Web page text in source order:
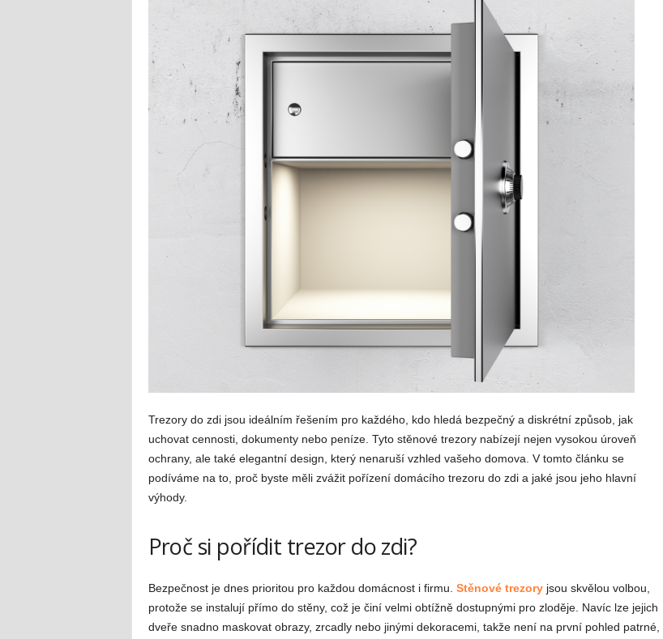
Trezory do zdi jsou ideálním řešením pro každého, kdo hledá bezpečný a diskrétní způsob, jak
uchovat cennosti, dokumenty nebo peníze. Tyto stěnové trezory nabízejí nejen vysokou úroveň
ochrany, ale také elegantní design, který nenaruší vzhled vašeho domova. V tomto článku se
podíváme na to, proč byste měli zvážit pořízení domácího trezoru do zdi a jaké jsou jeho hlavní
výhody.
Proč si pořídit trezor do zdi?
Bezpečnost je dnes prioritou pro každou domácnost i firmu. Stěnové trezoryjsou skvělou volbou,
protože se instalují přímo do stěny, což je činí velmi obtížně dostupnými pro zloděje. Navíc lze jejich
dveře snadno maskovat obrazy, zrcadly nebo jinými dekoracemi, takže není na první pohled patrné,